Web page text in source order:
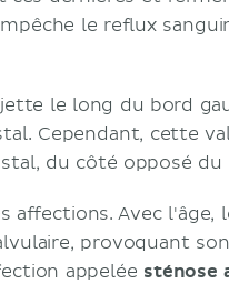
le reflux
le long du bord
Cependant, cette
du côté opposé
affections. Avec l'âge,
provoquant son
appelée sténose